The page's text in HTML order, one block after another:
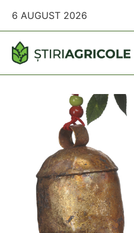
6 AUGUST 2026